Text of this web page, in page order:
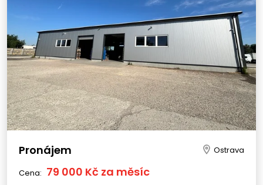
Pronájem Ostrava
Cena: 79 000 Kč za měsíc